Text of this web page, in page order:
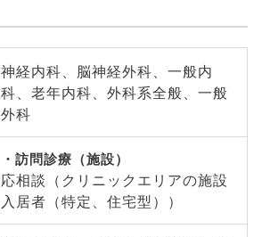
神経内科、脳神経外科、一般内
科、老年内科、外科系全般、一般
外科
訪問診療（施設）
応相談（クリニックエリアの施設
入居者（特定、住宅型））